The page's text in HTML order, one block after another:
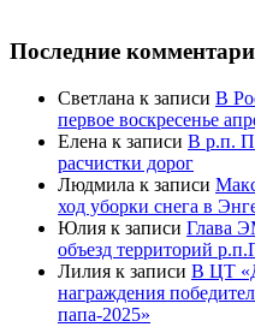
Последние
Светлана к записи В
первое воскресенье
Елена к записи В р.п.
расчистки дорог
Людмила к записи
ход уборки снега в
Юлия к записи Глава
объезд территорий
Лилия к записи В ЦТ
награждения
папа-2025»